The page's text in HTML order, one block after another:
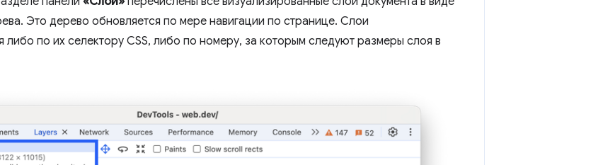
Это дерево обновляется по мере навигации по странице. Слои
либо по их селектору CSS, либо по номеру, за которым следуют размеры слоя в